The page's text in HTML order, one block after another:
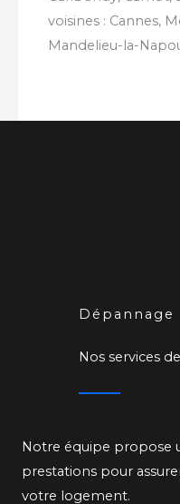
voisines : Cannes,
Mandelieu-la-
Dépannage
Nos services
Notre équipe propose
prestations pour
votre logement.